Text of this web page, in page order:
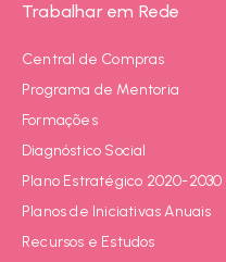
Trabalhar em Rede
Central de Compras
Programa de Mentoria
Formações
Diagnóstico Social
Plano Estratégico 2020-2030
Planos de Iniciativas Anuais
Recursos e Estudos